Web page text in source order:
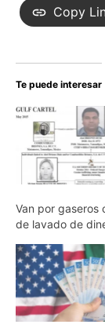
Copy
Te puede interesar
Van por gaseros
de lavado de